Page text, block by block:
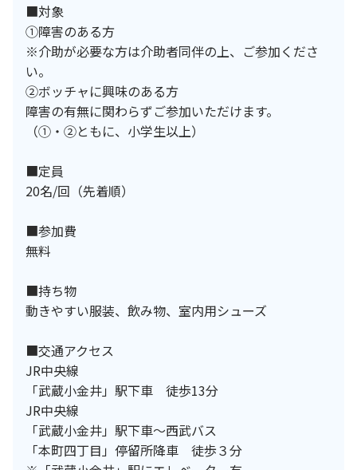
■対象
①障害のある方
※介助が必要な方は介助者同伴の上、ご参加くださ
い。
②ボッチャに興味のある方
障害の有無に関わらずご参加いただけます。
（①・②ともに、小学生以上）
■定員
20名/回（先着順）
■参加費
無料
■持ち物
動きやすい服装、飲み物、室内用シューズ
■交通アクセス
JR中央線
「武蔵小金井」駅下車 徒歩13分
JR中央線
「武蔵小金井」駅下車～西武バス
「本町四丁目」停留所降車 徒歩３分